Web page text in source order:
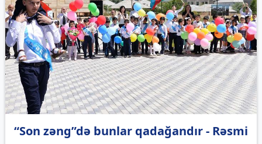
“Son zəng”də bunlar qadağandır - Rəsmi